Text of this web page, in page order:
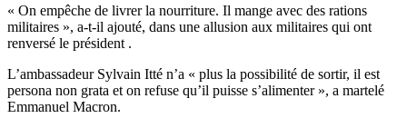
« On empêche de livrer la nourriture. Il mange avec des rations
militaires », a-t-il ajouté, dans une allusion aux militaires qui ont
renversé le président .
L’ambassadeur Sylvain Itté n’a « plus la possibilité de sortir, il est
persona non grata et on refuse qu’il puisse s’alimenter », a martelé
Emmanuel Macron.